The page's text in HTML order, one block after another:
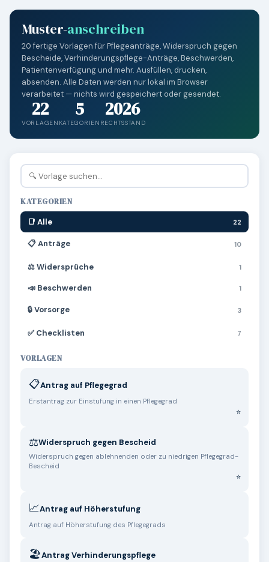
Muster-anschreiben
20 fertige Vorlagen für Pflegeanträge, Widerspruch gegen
Bescheide, Verhinderungspflege-Anträge, Beschwerden,
Patientenverfügung und mehr. Ausfüllen, drucken,
absenden. Alle Daten werden nur lokal im Browser
verarbeitet — nichts wird gespeichert oder gesendet.
22
VORLAGEN
5
KATEGORIEN
2026
RECHTSSTAND
KATEGORIEN
📑 Alle
22
📋 Anträge 10
⚖️ Widersprüche 1
📣 Beschwerden 1
🔒 Vorsorge 3
✅ Checklisten 7
VORLAGEN
📋Antrag auf Pflegegrad
Erstantrag zur Einstufung in einen Pflegegrad
⚖️Widerspruch gegen Bescheid
Widerspruch gegen ablehnenden oder zu niedrigen Pflegegrad-
Bescheid
📈Antrag auf Höherstufung
Antrag auf Höherstufung des Pflegegrads
🏖️Antrag Verhinderungspflege